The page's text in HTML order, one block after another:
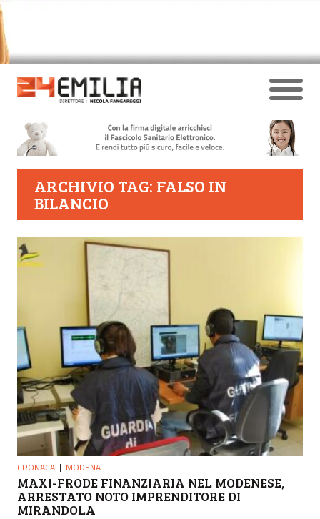
ARCHIVIO TAG: FALSO IN
BILANCIO
CRONACA MODENA
MAXI-FRODE FINANZIARIA NEL MODENESE,
ARRESTATO NOTO IMPRENDITORE DI
MIRANDOLA